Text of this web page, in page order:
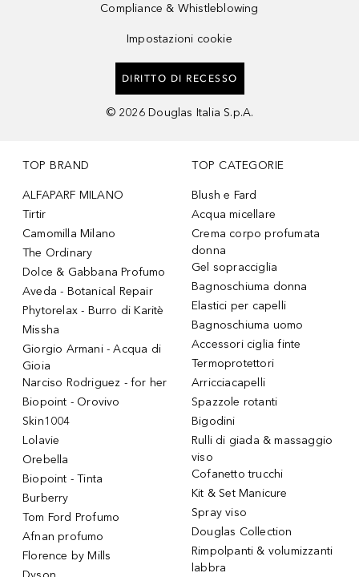
Compliance & Whistleblowing
Impostazioni cookie
DIRITTO DI RECESSO
© 2026 Douglas Italia S.p.A.
TOP BRAND
ALFAPARF MILANO
Tirtir
Camomilla Milano
The Ordinary
Dolce & Gabbana Profumo
Aveda - Botanical Repair
Phytorelax - Burro di Karitè
Missha
Giorgio Armani - Acqua di
Gioia
Narciso Rodriguez - for her
Biopoint - Orovivo
Skin1004
Lolavie
Orebella
Biopoint - Tinta
Burberry
Tom Ford Profumo
Afnan profumo
Florence by Mills
TOP CATEGORIE
Blush e Fard
Acqua micellare
Crema corpo profumata
donna
Gel sopracciglia
Bagnoschiuma donna
Elastici per capelli
Bagnoschiuma uomo
Accessori ciglia finte
Termoprotettori
Arricciacapelli
Spazzole rotanti
Bigodini
Rulli di giada & massaggio
viso
Cofanetto trucchi
Kit & Set Manicure
Spray viso
Douglas Collection
Rimpolpanti & volumizzanti
labbra